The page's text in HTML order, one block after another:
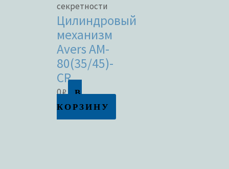
секретности
Цилиндровый
механизм
Avers AM-
80(35/45)-
CR
0₽
В
КОРЗИНУ